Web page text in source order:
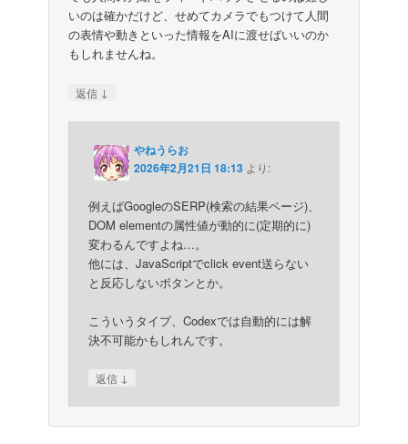
いのは確かだけど、せめてカメラでもつけて人間
の表情や動きといった情報をAIに渡せばいいのか
もしれませんね。
返信 ↓
やねうらお
2026年2月21日 18:13 より:
例えばGoogleのSERP(検索の結果ページ)、
DOM elementの属性値が動的に(定期的に)
変わるんですよね…。
他には、JavaScriptでclick event送らない
と反応しないボタンとか。
こういうタイプ、Codexでは自動的には解
決不可能かもしれんです。
返信 ↓